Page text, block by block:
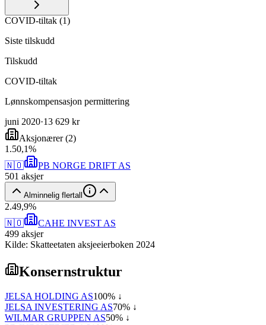
COVID-tiltak (1)
Siste tilskudd
Tilskudd
COVID-tiltak
Lønnskompensasjon permittering
juni 2020·13 629 kr
Aksjonærer(2)
1 .50,1%
🇳🇴
PB NORGE DRIFT AS
501 aksjer
Alminnelig flertall
2.49,9%
🇳🇴
CAHE INVEST AS
499 aksjer
Kilde: Skatteetaten aksjeeierboken 2024
Konsernstruktur
JELSA HOLDING AS100% ↓
JELSA INVESTERING AS70% ↓
WILMAR GRUPPEN AS50% ↓